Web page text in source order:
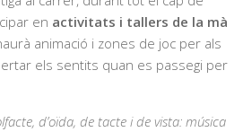
en activitats i tallers de la mà
animació i zones de joc per als
els sentits quan es passegi per
d’oïda, de tacte i de vista: música